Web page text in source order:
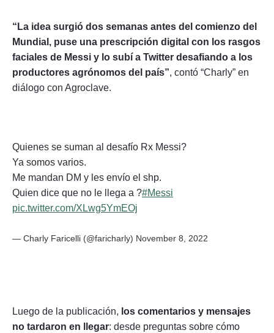
“La idea surgió dos semanas antes del comienzo del
Mundial, puse una prescripción digital con los rasgos
faciales de Messi y lo subí a Twitter desafiando a los
productores agrónomos del país”, contó “Charly” en
diálogo con Agroclave.
Quienes se suman al desafío Rx Messi?
Ya somos varios.
Me mandan DM y les envío el shp.
Quien dice que no le llega a ?#Messi
pic.twitter.com/XLwg5YmEOj
— Charly Faricelli (@faricharly) November 8, 2022
Luego de la publicación, los comentarios y mensajes
no tardaron en llegar: desde preguntas sobre cómo